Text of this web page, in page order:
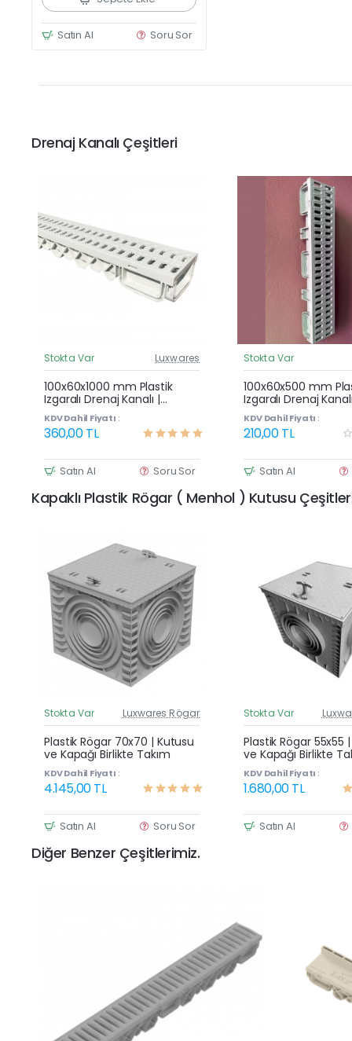
Satın Al Soru Sor
Drenaj Kanalı Çeşitleri
Güncel Fiyat
Çok Satan
Stokta Var Luxwares
100x60x1000 mm Plastik
Izgaralı Drenaj Kanalı |
Yağmur Suyu ve Havuz
Kenarı Oluğu
KDV Dahil Fiyatı :
360,00 TL
Satın Al Soru Sor
Stokta Var
100x60x500 mm
Izgaralı Drenaj
Yağmur Suyu ve
Kenarı Oluğu
KDV Dahil Fiyatı :
210,00 TL
Satın Al
Kapaklı Plastik Rögar ( Menhol ) Kutusu
Güncel Fiyat
Yeni Ürün
Stokta Var Luxwares Rögar
Plastik Rögar 70x70 | Kutusu
ve Kapağı Birlikte Takım
KDV Dahil Fiyatı :
4.145,00 TL
Satın Al Soru Sor
Stokta Var
Plastik Rögar 55x55
ve Kapağı Birlikte
KDV Dahil Fiyatı :
1.680,00 TL
Satın Al
Diğer Benzer Çeşitlerimiz.